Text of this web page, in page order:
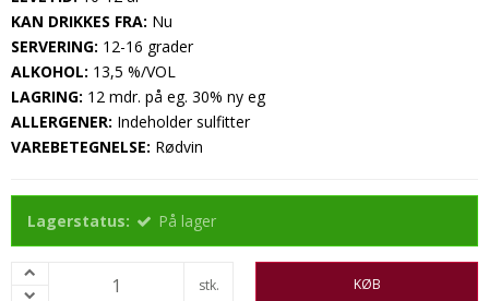
KAN DRIKKES FRA: Nu
SERVERING: 12-16 grader
ALKOHOL: 13,5 %/VOL
LAGRING: 12 mdr. på eg. 30% ny eg
ALLERGENER: Indeholder sulfitter
VAREBETEGNELSE: Rødvin
Lagerstatus: På lager
stk. KØB